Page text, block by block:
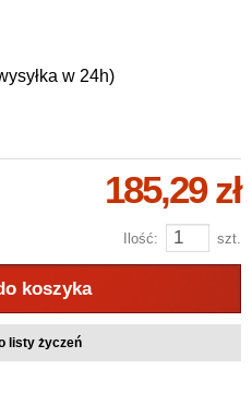
w 24h)
185,29 zł
Ilość: szt.
koszyka
listy życzeń